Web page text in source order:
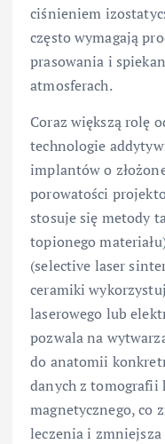
ciśnieniem
często wymagają
prasowania i
atmosferach.
Coraz większą rolę
technologie
implantów o
porowatości
stosuje się metody
topionego
(selective laser
ceramiki
laserowego lub
pozwala na
do anatomii
danych z tomografii
magnetycznego, co
leczenia i